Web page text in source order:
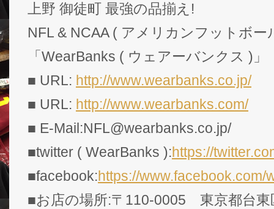
上野 御徒町 最強の品揃え!
NFL & NCAA ( アメリカンフットボー
「WearBanks ( ウェアーバンクス )」
■ URL: http://www.wearbanks.co.jp/
■ URL: http://www.wearbanks.com/
■ E-Mail:NFL@wearbanks.co.jp/
■twitter ( WearBanks ):https://
■facebook:https://www.facebook.com/
■お店の場所:〒110-0005 東京都台